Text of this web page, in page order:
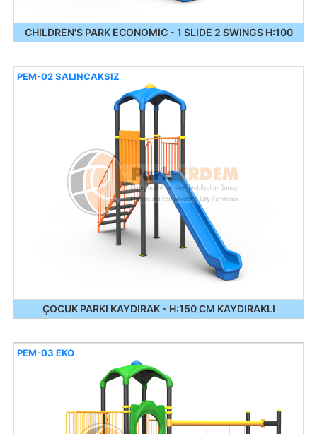
CHILDREN'S PARK ECONOMIC - 1 SLIDE 2 SWINGS H:100
ÇOCUK PARKI KAYDIRAK - H:150 CM KAYDIRAKLI
PEM-02 SALINCAKSIZ
PEM-03 EKO